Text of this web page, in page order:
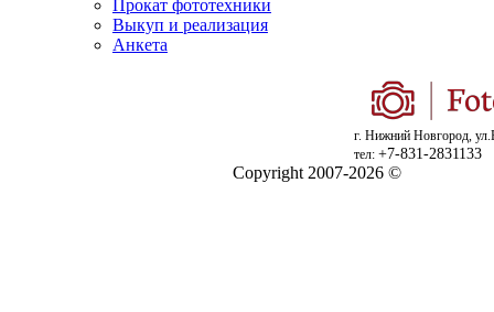
Прокат фототехники
Выкуп и реализация
Анкета
г. Нижний Новгород,
тел: +7-831-2831133
Copyright 2007-2026 ©